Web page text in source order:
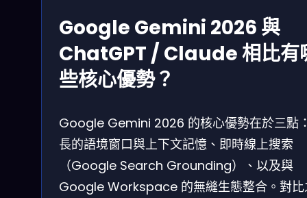
Google Gemini 2026 與
ChatGPT / Claude 相比有
些核心優勢？
Google Gemini 2026 的核心優勢在於三點
長的語境窗口與上下文記憶、即時線上搜索
（Google Search Grounding）、以及與
Google Workspace 的無縫生態整合。對比